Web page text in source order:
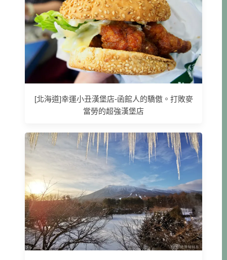
[北海道]幸運小丑漢堡店-函館人的驕傲。打敗麥
當勞的超強漢堡店